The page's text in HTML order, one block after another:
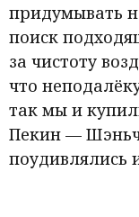
придумывать
поиск
за чистоту
что
так мы и
Пекин —
поудивлялись